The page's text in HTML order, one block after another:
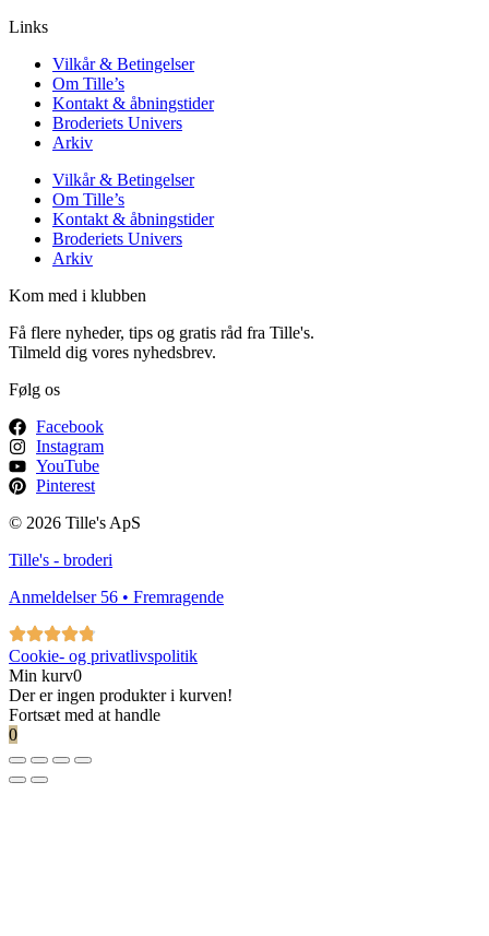
Links
Vilkår & Betingelser
Om Tille’s
Kontakt & åbningstider
Broderiets Univers
Arkiv
Vilkår & Betingelser
Om Tille’s
Kontakt & åbningstider
Broderiets Univers
Arkiv
Kom med i klubben
Få flere nyheder, tips og gratis råd fra Tille's.
Tilmeld dig vores nyhedsbrev.
Følg os
Facebook
Instagram
YouTube
Pinterest
© 2026 Tille's ApS
Tille's - broderi
Anmeldelser 56 • Fremragende
Cookie- og privatlivspolitik
Min kurv0
Der er ingen produkter i kurven!
Fortsæt med at handle
0